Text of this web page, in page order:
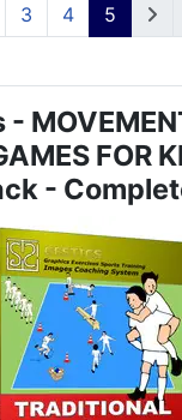
3 4 5
FOR
-